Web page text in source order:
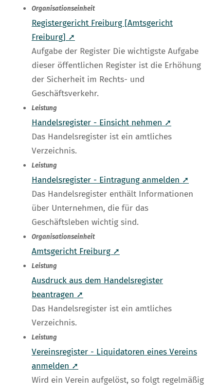
Organisationseinheit
Registergericht Freiburg [Amtsgericht
Freiburg] ➚
Aufgabe der Register Die wichtigste Aufgabe
dieser öffentlichen Register ist die Erhöhung
der Sicherheit im Rechts- und
Geschäftsverkehr.
Leistung
Handelsregister - Einsicht nehmen ➚
Das Handelsregister ist ein amtliches
Verzeichnis.
Leistung
Handelsregister - Eintragung anmelden ➚
Das Handelsregister enthält Informationen
über Unternehmen, die für das
Geschäftsleben wichtig sind.
Organisationseinheit
Amtsgericht Freiburg ➚
Leistung
Ausdruck aus dem Handelsregister
beantragen ➚
Das Handelsregister ist ein amtliches
Verzeichnis.
Leistung
Vereinsregister - Liquidatoren eines Vereins
anmelden ➚
Wird ein Verein aufgelöst, so folgt regelmäßig